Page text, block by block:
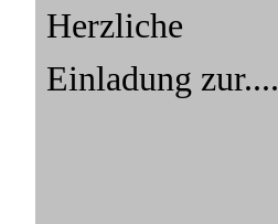
Herzliche
Einladung zur....